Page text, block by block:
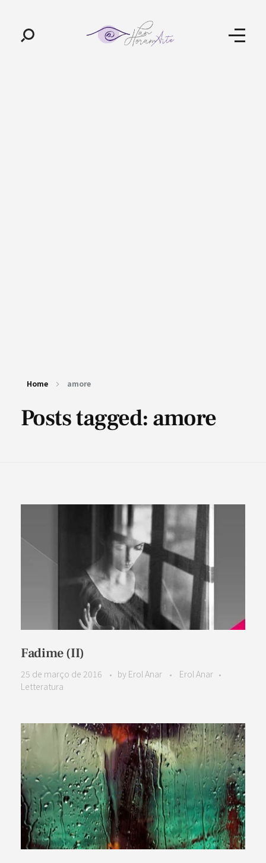
Home amore
Posts tagged: amore
Fadime (II)
25 de março de 2016 by Erol Anar
Erol Anar
Letteratura